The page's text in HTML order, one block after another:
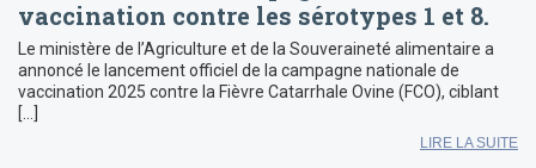
vaccination contre les sérotypes 1 et 8.
Le ministère de l’Agriculture et de la Souveraineté alimentaire a
annoncé le lancement officiel de la campagne nationale de
vaccination 2025 contre la Fièvre Catarrhale Ovine (FCO), ciblant
[…]
LIRE LA SUITE